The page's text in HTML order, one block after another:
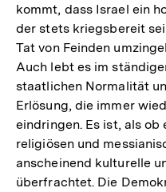
kommt, dass Israel ein
der stets kriegsbereit
Tat von Feinden
Auch lebt es im
staatlichen Normalität
Erlösung, die immer
eindringen. Es ist, als
religiösen und
anscheinend kulturelle
überfrachtet. Die